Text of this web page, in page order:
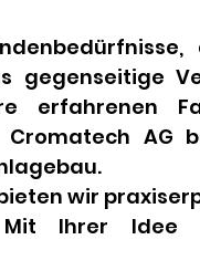
gegenseitige
erfahrenen
AG
wir
Mit Ihrer Idee